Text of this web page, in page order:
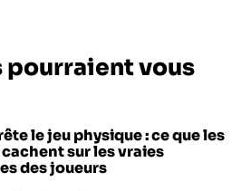
pourraient vous
le jeu physique : ce que les
sur les vraies
des joueurs